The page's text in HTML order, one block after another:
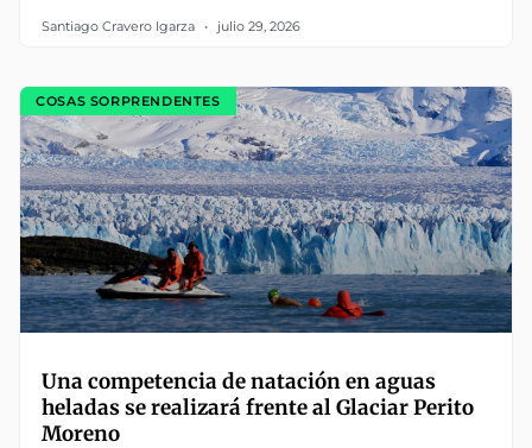
Santiago Cravero Igarza julio 29, 2026
COSAS SORPRENDENTES
Una competencia de natación en aguas
heladas se realizará frente al Glaciar Perito
Moreno